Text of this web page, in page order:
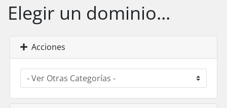
Elegir un dominio...
Acciones